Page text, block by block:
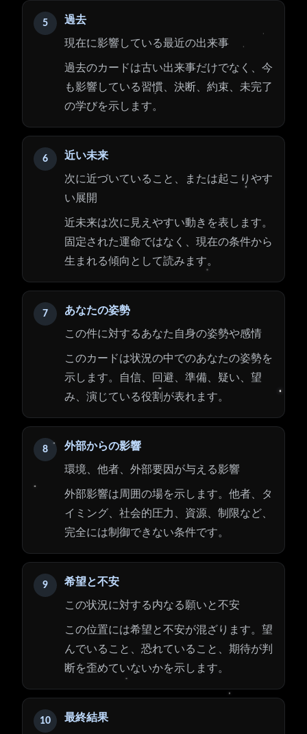
5 過去
現在に影響している最近の出来事
過去のカードは古い出来事だけでなく、今
も影響している習慣、決断、約束、未完了
の学びを示します。
6 近い未来
次に近づいていること、または起こりやす
い展開
近未来は次に見えやすい動きを表します。
固定された運命ではなく、現在の条件から
生まれる傾向として読みます。
7 あなたの姿勢
この件に対するあなた自身の姿勢や感情
このカードは状況の中でのあなたの姿勢を
示します。自信、回避、準備、疑い、望
み、演じている役割が表れます。
8 外部からの影響
環境、他者、外部要因が与える影響
外部影響は周囲の場を示します。他者、タ
イミング、社会的圧力、資源、制限など、
完全には制御できない条件です。
9 希望と不安
この状況に対する内なる願いと不安
この位置には希望と不安が混ざります。望
んでいること、恐れていること、期待が判
断を歪めていないかを示します。
10 最終結果